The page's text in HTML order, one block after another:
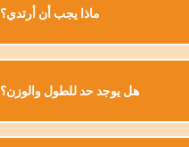
ماذا يجب أن أرتدي؟
هل يوجد حد للطول والوزن؟